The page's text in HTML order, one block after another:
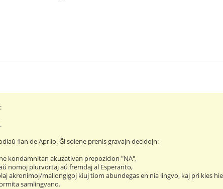
1an de Aprilo. Ĝi solene prenis gravajn decidojn:
kondamnitan akuzativan prepozicion "NA",
nomoj plurvortaj aŭ fremdaj al Esperanto,
akronimoj/mallongigoj kiuj tiom abundegas en nia lingvo, kaj pri kies
samlingvano.